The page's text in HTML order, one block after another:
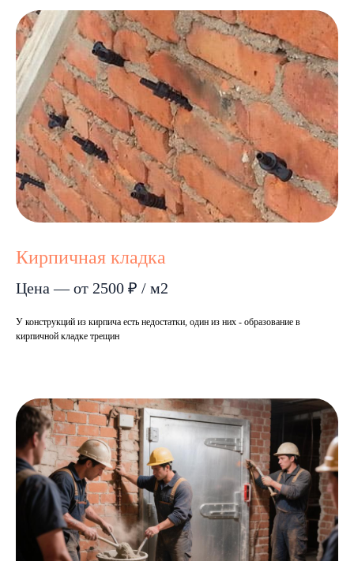
Кирпичная кладка
Цена — от 2500 ₽ / м2
У конструкций из кирпича есть недостатки, один из них - образование в
кирпичной кладке трещин